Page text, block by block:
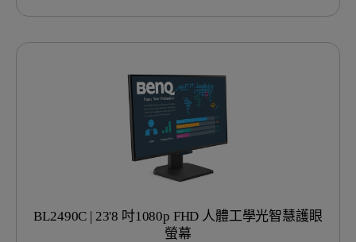
BL2490C | 23'8 吋1080p FHD 人體工學光智慧護眼
螢幕